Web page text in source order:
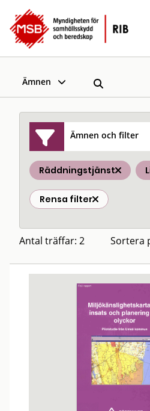
Ämnen
Ämnen och filter
Räddningstjänst
Rensa filter
Antal träffar: 2 Sortera